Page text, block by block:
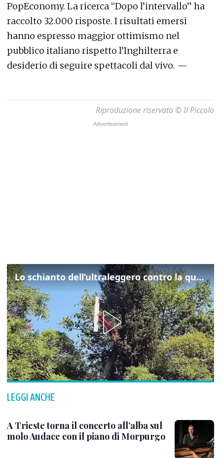
PopEconomy. La ricerca “Dopo l’intervallo” ha
raccolto 32.000 risposte. I risultati emersi
hanno espresso maggior ottimismo nel
pubblico italiano rispetto l’Inghilterra e
desiderio di seguire spettacoli dal vivo. —
Riproduzione riservata © Il Piccolo
Lo schianto dell’ultraleggero contro la quercia: cosa è successo a Rivarotta
LEGGI ANCHE
A Trieste torna il concerto all’alba sul
molo Audace con il piano di Morpurgo